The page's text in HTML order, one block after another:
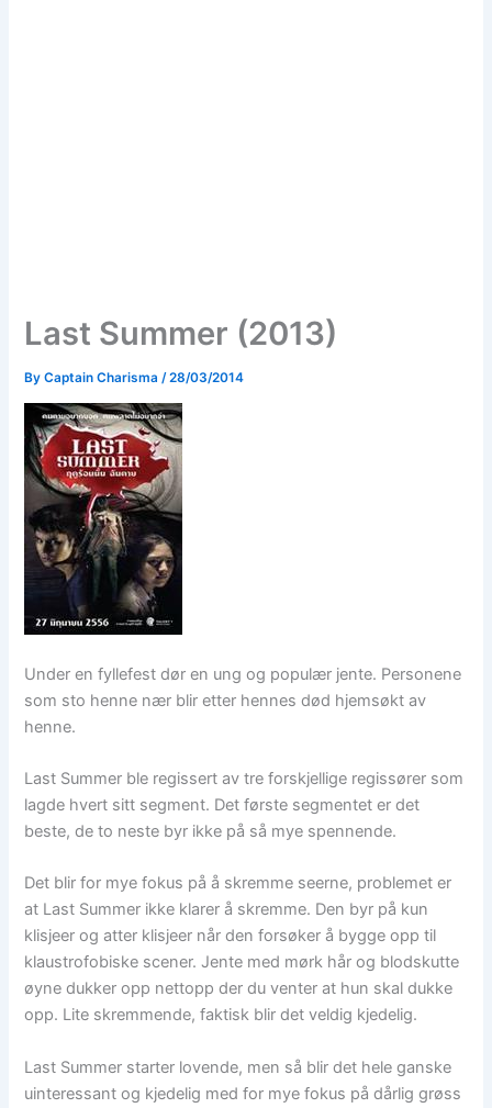
Last Summer (2013)
ByCaptain Charisma /28/03/2014
Under en fyllefest dør en ung og populær jente. Personene
som sto henne nær blir etter hennes død hjemsøkt av
henne.
Last Summer ble regissert av tre forskjellige regissører som
lagde hvert sitt segment. Det første segmentet er det
beste, de to neste byr ikke på så mye spennende.
Det blir for mye fokus på å skremme seerne, problemet er
at Last Summer ikke klarer å skremme. Den byr på kun
klisjeer og atter klisjeer når den forsøker å bygge opp til
klaustrofobiske scener. Jente med mørk hår og blodskutte
øyne dukker opp nettopp der du venter at hun skal dukke
opp. Lite skremmende, faktisk blir det veldig kjedelig.
Last Summer starter lovende, men så blir det hele ganske
uinteressant og kjedelig med for mye fokus på dårlig grøss